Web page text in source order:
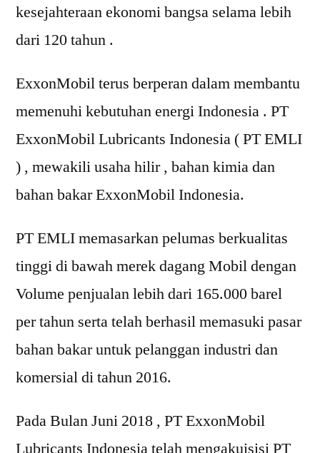
kesejahteraan ekonomi bangsa selama lebih
dari 120 tahun .
ExxonMobil terus berperan dalam membantu
memenuhi kebutuhan energi Indonesia . PT
ExxonMobil Lubricants Indonesia ( PT EMLI
) , mewakili usaha hilir , bahan kimia dan
bahan bakar ExxonMobil Indonesia.
PT EMLI memasarkan pelumas berkualitas
tinggi di bawah merek dagang Mobil dengan
Volume penjualan lebih dari 165.000 barel
per tahun serta telah berhasil memasuki pasar
bahan bakar untuk pelanggan industri dan
komersial di tahun 2016.
Pada Bulan Juni 2018 , PT ExxonMobil